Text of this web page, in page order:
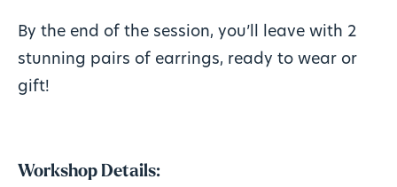
By the end of the session, you’ll leave with 2
stunning pairs of earrings, ready to wear or
gift!
Workshop Details: